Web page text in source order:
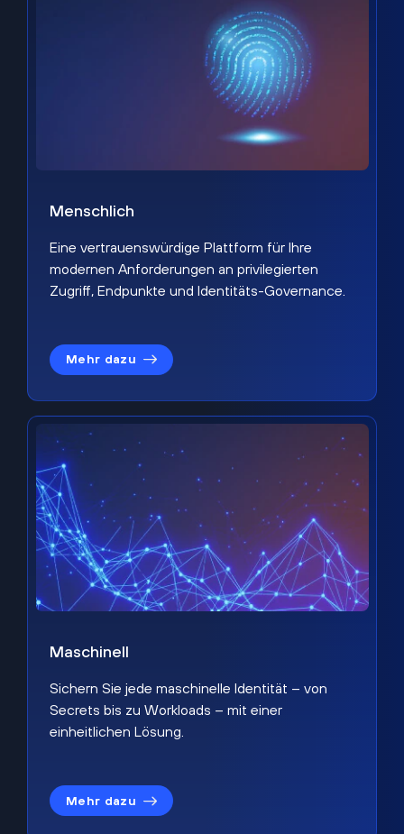
Menschlich
Eine vertrauenswürdige Plattform für Ihre
modernen Anforderungen an privilegierten
Zugriff, Endpunkte und Identitäts-Governance.
Mehr dazu
Maschinell
Sichern Sie jede maschinelle Identität – von
Secrets bis zu Workloads – mit einer
einheitlichen Lösung.
Mehr dazu